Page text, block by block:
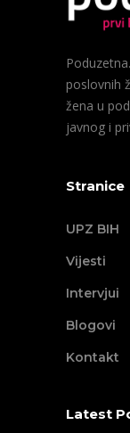
poslovnih
žena u
javnog i
Stranice
UPZ BIH
Vijesti
Intervjui
Blogovi
Kontakt
Latest